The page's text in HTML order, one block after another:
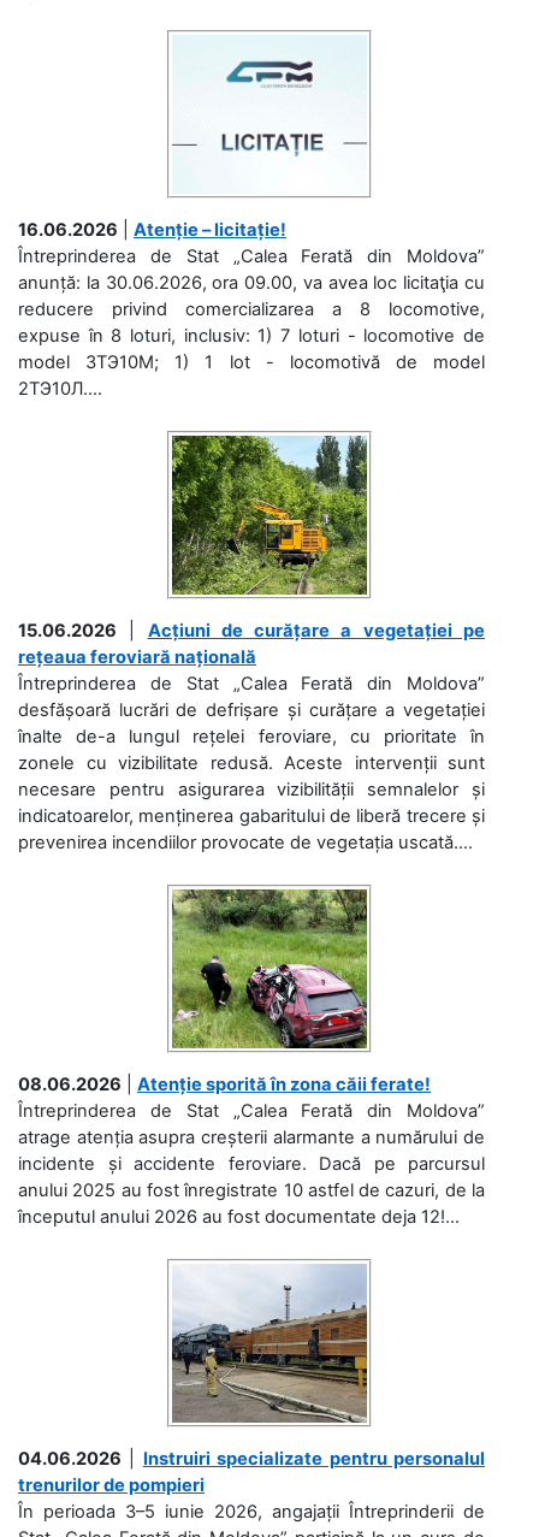
16.06.2026
Atenție – licitație!
Întreprinderea de Stat „Calea Ferată din Moldova”
anunță: la 30.06.2026, ora 09.00, va avea loc licitaţia cu
reducere privind comercializarea a 8 locomotive,
expuse în 8 loturi, inclusiv: 1) 7 loturi - locomotive de
model 3ТЭ10М; 1) 1 lot - locomotivă de model
2ТЭ10Л....
15.06.2026
Acțiuni de curățare a vegetației pe
rețeaua feroviară națională
Întreprinderea de Stat „Calea Ferată din Moldova”
desfășoară lucrări de defrișare și curățare a vegetației
înalte de-a lungul rețelei feroviare, cu prioritate în
zonele cu vizibilitate redusă. Aceste intervenții sunt
necesare pentru asigurarea vizibilității semnalelor și
indicatoarelor, menținerea gabaritului de liberă trecere și
prevenirea incendiilor provocate de vegetația uscată....
08.06.2026
Atenție sporită în zona căii ferate!
Întreprinderea de Stat „Calea Ferată din Moldova”
atrage atenția asupra creșterii alarmante a numărului de
incidente și accidente feroviare. Dacă pe parcursul
anului 2025 au fost înregistrate 10 astfel de cazuri, de la
începutul anului 2026 au fost documentate deja 12!...
04.06.2026
Instruiri specializate pentru personalul
trenurilor de pompieri
În perioada 3–5 iunie 2026, angajații Întreprinderii de